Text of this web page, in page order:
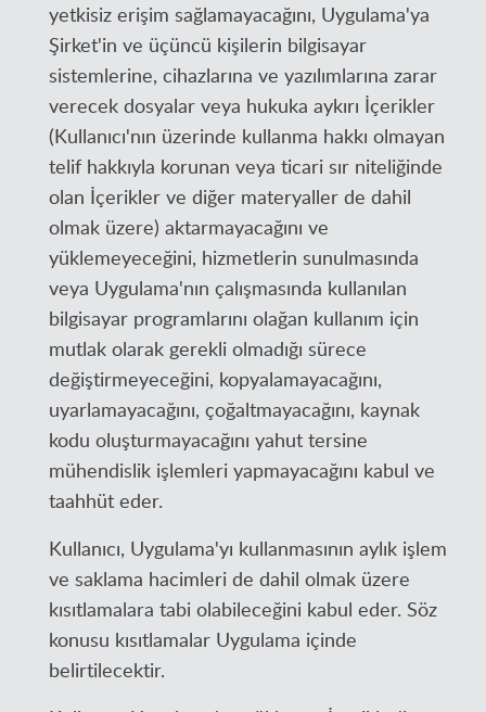
yetkisiz erişim sağlamayacağını, Uygulama'ya
Şirket'in ve üçüncü kişilerin bilgisayar
sistemlerine, cihazlarına ve yazılımlarına zarar
verecek dosyalar veya hukuka aykırı İçerikler
(Kullanıcı'nın üzerinde kullanma hakkı olmayan
telif hakkıyla korunan veya ticari sır niteliğinde
olan İçerikler ve diğer materyaller de dahil
olmak üzere) aktarmayacağını ve
yüklemeyeceğini, hizmetlerin sunulmasında
veya Uygulama'nın çalışmasında kullanılan
bilgisayar programlarını olağan kullanım için
mutlak olarak gerekli olmadığı sürece
değiştirmeyeceğini, kopyalamayacağını,
uyarlamayacağını, çoğaltmayacağını, kaynak
kodu oluşturmayacağını yahut tersine
mühendislik işlemleri yapmayacağını kabul ve
taahhüt eder.
Kullanıcı, Uygulama'yı kullanmasının aylık işlem
ve saklama hacimleri de dahil olmak üzere
kısıtlamalara tabi olabileceğini kabul eder. Söz
konusu kısıtlamalar Uygulama içinde
belirtilecektir.